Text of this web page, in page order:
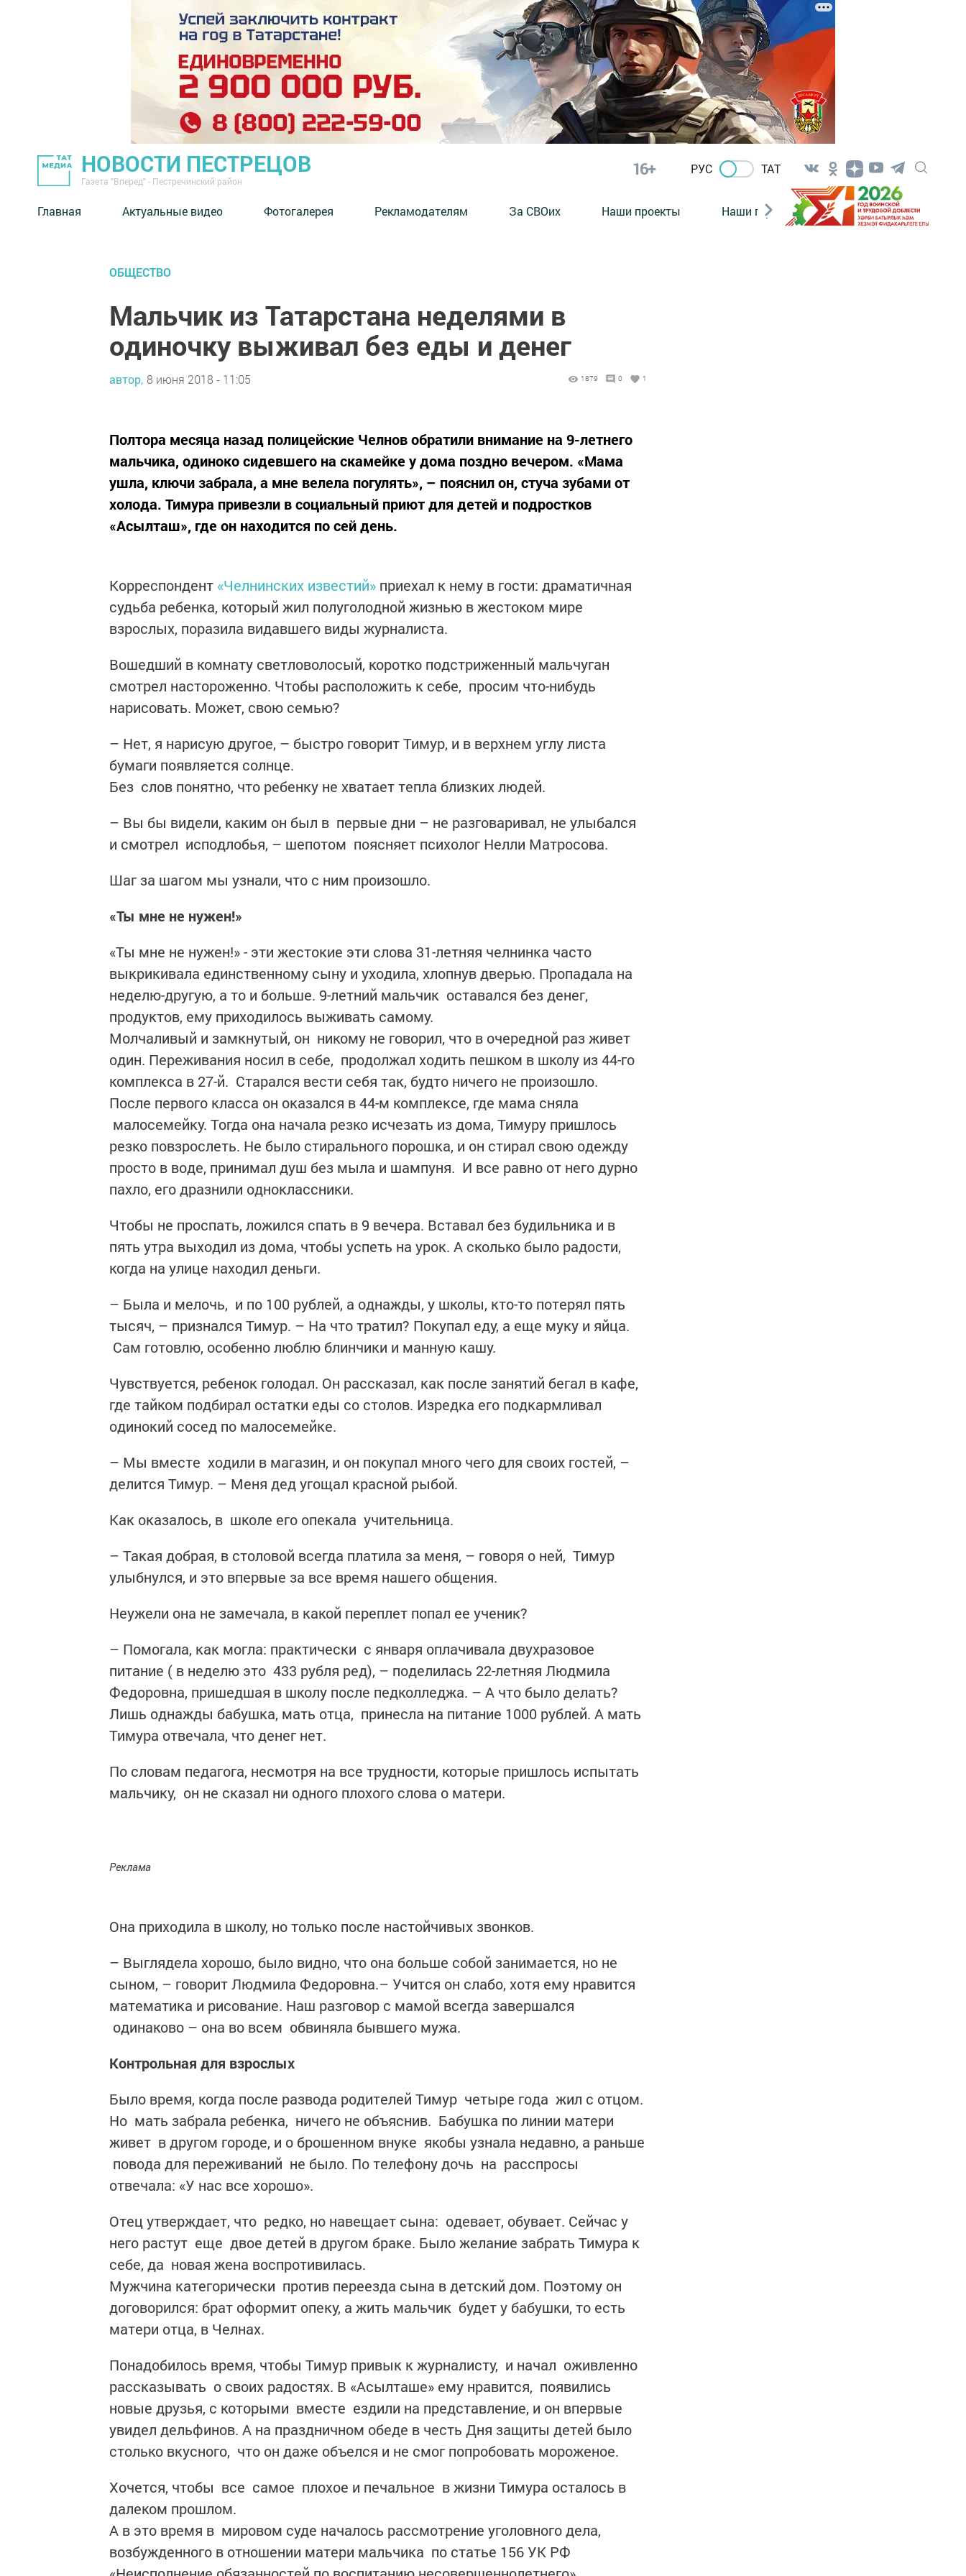
НОВОСТИ ПЕСТРЕЦОВ
Газета "Вперед" - Пестречинский район
16+ РУС ТАТ
Главная Актуальные видео Фотогалерея Рекламодателям За СВОих Наши проекты Наши герои Нормативно-правовые
ОБЩЕСТВО
Мальчик из Татарстана неделями в
одиночку выживал без еды и денег
автор, 8 июня 2018 - 11:05 1879 0 1
Полтора месяца назад полицейские Челнов обратили внимание на 9-летнего
мальчика, одиноко сидевшего на скамейке у дома поздно вечером. «Мама
ушла, ключи забрала, а мне велела погулять», – пояснил он, стуча зубами от
холода. Тимура привезли в социальный приют для детей и подростков
«Асылташ», где он находится по сей день.
Корреспондент «Челнинских известий» приехал к нему в гости: драматичная
судьба ребенка, который жил полуголодной жизнью в жестоком мире
взрослых, поразила видавшего виды журналиста.
Вошедший в комнату светловолосый, коротко подстриженный мальчуган
смотрел настороженно. Чтобы расположить к себе, просим что-нибудь
нарисовать. Может, свою семью?
– Нет, я нарисую другое, – быстро говорит Тимур, и в верхнем углу листа
бумаги появляется солнце.
Без слов понятно, что ребенку не хватает тепла близких людей.
– Вы бы видели, каким он был в первые дни – не разговаривал, не улыбался
и смотрел исподлобья, – шепотом поясняет психолог Нелли Матросова.
Шаг за шагом мы узнали, что с ним произошло.
«Ты мне не нужен!»
«Ты мне не нужен!» - эти жестокие эти слова 31-летняя челнинка часто
выкрикивала единственному сыну и уходила, хлопнув дверью. Пропадала на
неделю-другую, а то и больше. 9-летний мальчик оставался без денег,
продуктов, ему приходилось выживать самому.
Молчаливый и замкнутый, он никому не говорил, что в очередной раз живет
один. Переживания носил в себе, продолжал ходить пешком в школу из 44-го
комплекса в 27-й. Старался вести себя так, будто ничего не произошло.
После первого класса он оказался в 44-м комплексе, где мама сняла
малосемейку. Тогда она начала резко исчезать из дома, Тимуру пришлось
резко повзрослеть. Не было стирального порошка, и он стирал свою одежду
просто в воде, принимал душ без мыла и шампуня. И все равно от него дурно
пахло, его дразнили одноклассники.
Чтобы не проспать, ложился спать в 9 вечера. Вставал без будильника и в
пять утра выходил из дома, чтобы успеть на урок. А сколько было радости,
когда на улице находил деньги.
– Была и мелочь, и по 100 рублей, а однажды, у школы, кто-то потерял пять
тысяч, – признался Тимур. – На что тратил? Покупал еду, а еще муку и яйца.
Сам готовлю, особенно люблю блинчики и манную кашу.
Чувствуется, ребенок голодал. Он рассказал, как после занятий бегал в кафе,
где тайком подбирал остатки еды со столов. Изредка его подкармливал
одинокий сосед по малосемейке.
– Мы вместе ходили в магазин, и он покупал много чего для своих гостей, –
делится Тимур. – Меня дед угощал красной рыбой.
Как оказалось, в школе его опекала учительница.
– Такая добрая, в столовой всегда платила за меня, – говоря о ней, Тимур
улыбнулся, и это впервые за все время нашего общения.
Неужели она не замечала, в какой переплет попал ее ученик?
– Помогала, как могла: практически с января оплачивала двухразовое
питание ( в неделю это 433 рубля ред), – поделилась 22-летняя Людмила
Федоровна, пришедшая в школу после педколледжа. – А что было делать?
Лишь однажды бабушка, мать отца, принесла на питание 1000 рублей. А мать
Тимура отвечала, что денег нет.
По словам педагога, несмотря на все трудности, которые пришлось испытать
мальчику, он не сказал ни одного плохого слова о матери.
Реклама
Она приходила в школу, но только после настойчивых звонков.
– Выглядела хорошо, было видно, что она больше собой занимается, но не
сыном, – говорит Людмила Федоровна.– Учится он слабо, хотя ему нравится
математика и рисование. Наш разговор с мамой всегда завершался
одинаково – она во всем обвиняла бывшего мужа.
Контрольная для взрослых
Было время, когда после развода родителей Тимур четыре года жил с отцом.
Но мать забрала ребенка, ничего не объяснив. Бабушка по линии матери
живет в другом городе, и о брошенном внуке якобы узнала недавно, а раньше
повода для переживаний не было. По телефону дочь на расспросы
отвечала: «У нас все хорошо».
Отец утверждает, что редко, но навещает сына: одевает, обувает. Сейчас у
него растут еще двое детей в другом браке. Было желание забрать Тимура к
себе, да новая жена воспротивилась.
Мужчина категорически против переезда сына в детский дом. Поэтому он
договорился: брат оформит опеку, а жить мальчик будет у бабушки, то есть
матери отца, в Челнах.
Понадобилось время, чтобы Тимур привык к журналисту, и начал оживленно
рассказывать о своих радостях. В «Асылташе» ему нравится, появились
новые друзья, с которыми вместе ездили на представление, и он впервые
увидел дельфинов. А на праздничном обеде в честь Дня защиты детей было
столько вкусного, что он даже объелся и не смог попробовать мороженое.
Хочется, чтобы все самое плохое и печальное в жизни Тимура осталось в
далеком прошлом.
А в это время в мировом суде началось рассмотрение уголовного дела,
возбужденного в отношении матери мальчика по статье 156 УК РФ